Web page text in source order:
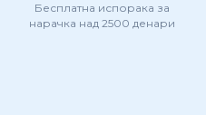
Бесплатна испорака за
нарачка над 2500 денари